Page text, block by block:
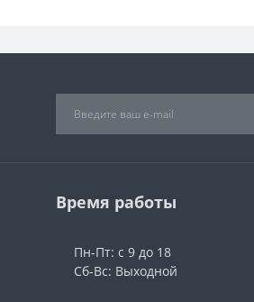
Время работы
Пн-Пт: с 9 до 18
Сб-Вс: Выходной